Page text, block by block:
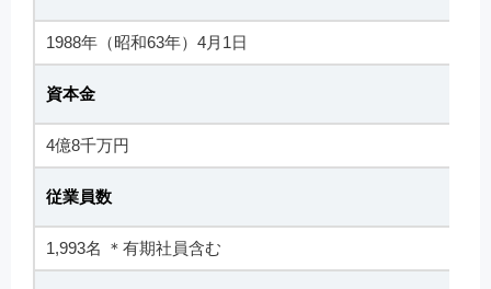
1988年（昭和63年）4月1日
資本金
4億8千万円
従業員数
1,993名 ＊有期社員含む